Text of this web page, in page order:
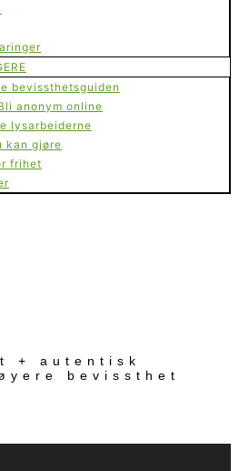
bevissthetsguiden
anonym online
lysarbeiderne
kan gjøre
frihet
+ autentisk
bevissthet